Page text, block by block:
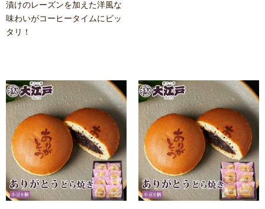
漬けのレーズンを加えた洋風な
味わいがコーヒータイムにピッ
タリ！